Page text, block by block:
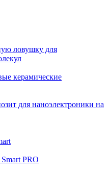
ловушку для
керамические
для наноэлектроники на
PRO